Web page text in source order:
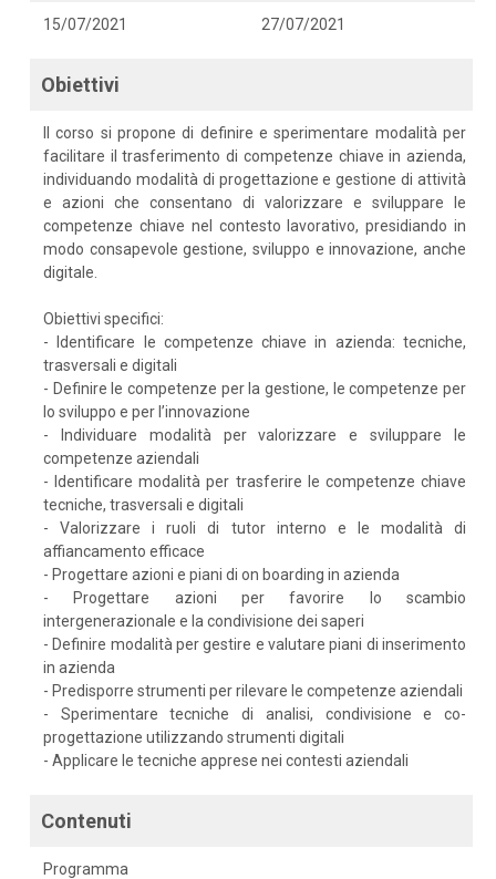
15/07/2021 27/07/2021
Obiettivi
Il corso si propone di definire e sperimentare modalità per
facilitare il trasferimento di competenze chiave in azienda,
individuando modalità di progettazione e gestione di attività
e azioni che consentano di valorizzare e sviluppare le
competenze chiave nel contesto lavorativo, presidiando in
modo consapevole gestione, sviluppo e innovazione, anche
digitale.
Obiettivi specifici:
- Identificare le competenze chiave in azienda: tecniche,
trasversali e digitali
- Definire le competenze per la gestione, le competenze per
lo sviluppo e per l’innovazione
- Individuare modalità per valorizzare e sviluppare le
competenze aziendali
- Identificare modalità per trasferire le competenze chiave
tecniche, trasversali e digitali
- Valorizzare i ruoli di tutor interno e le modalità di
affiancamento efficace
- Progettare azioni e piani di on boarding in azienda
- Progettare azioni per favorire lo scambio
intergenerazionale e la condivisione dei saperi
- Definire modalità per gestire e valutare piani di inserimento
in azienda
- Predisporre strumenti per rilevare le competenze aziendali
- Sperimentare tecniche di analisi, condivisione e co-
progettazione utilizzando strumenti digitali
- Applicare le tecniche apprese nei contesti aziendali
Contenuti
Programma